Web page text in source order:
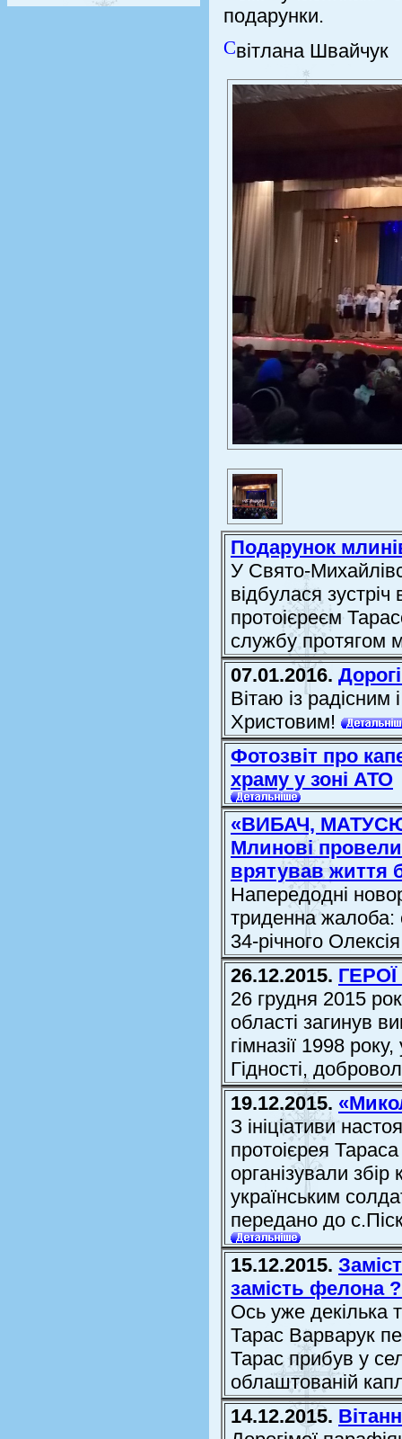
подарунки.
Світлана Швайчук
Подарунок
У Свято-
відбулася
протоієреєм
службу протягом
07.01.2016.
Вітаю із радісним
Христовим!
Фотозвіт про
храму у зоні АТО
«ВИБАЧ,
Млинові
врятував життя
Напередодні
триденна жалоба:
34-річного
26.12.2015.
26 грудня 2015
області загинув
гімназії 1998
Гідності,
19.12.2015.
З ініціативи
протоієрея
організували
українським
передано до
15.12.2015.
замість фелона
Ось уже декілька
Тарас Варварук
Тарас прибув у
облаштованій
14.12.2015.